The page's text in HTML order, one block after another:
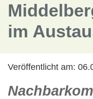
im
Veröffentlicht am: